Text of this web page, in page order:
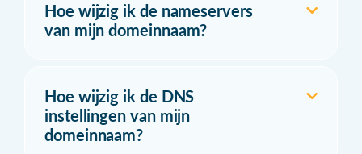
Hoe wijzig ik de nameservers
van mijn domeinnaam?
Hoe wijzig ik de DNS
instellingen van mijn
domeinnaam?